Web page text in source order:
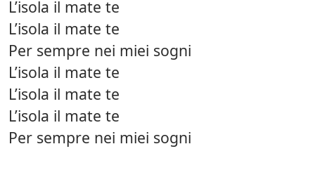
L’isola il mate te
L’isola il mate te
Per sempre nei miei sogni
L’isola il mate te
L’isola il mate te
L’isola il mate te
Per sempre nei miei sogni